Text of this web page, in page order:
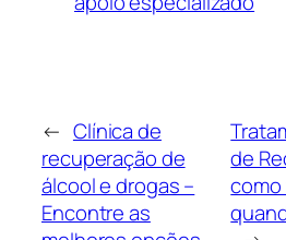
← Clínica de
recuperação de
álcool e drogas –
Encontre as
de